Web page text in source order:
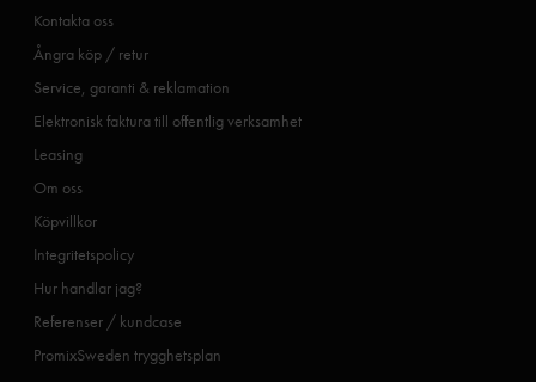
Kontakta oss
Ångra köp / retur
Service, garanti & reklamation
Elektronisk faktura till offentlig verksamhet
Leasing
Om oss
Köpvillkor
Integritetspolicy
Hur handlar jag?
Referenser / kundcase
PromixSweden trygghetsplan